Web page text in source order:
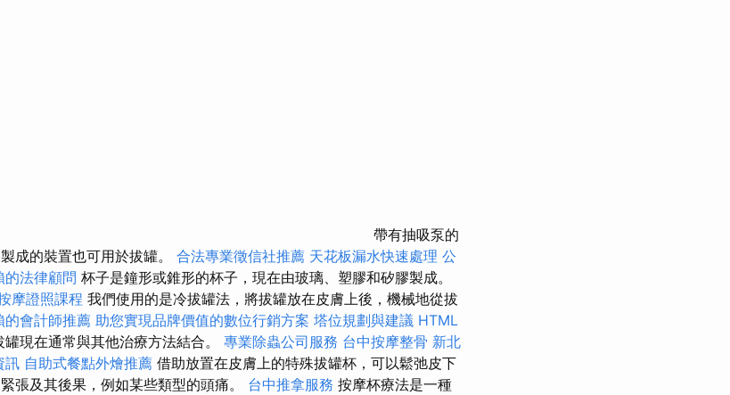
帶有抽吸泵的
成的裝置也可用於拔罐。 合法專業徵信社推薦 天花板漏水快速處理 公
的法律顧問 杯子是鐘形或錐形的杯子，現在由玻璃、塑膠和矽膠製成。
摩證照課程 我們使用的是冷拔罐法，將拔罐放在皮膚上後，機械地從拔
的會計師推薦 助您實現品牌價值的數位行銷方案 塔位規劃與建議 HTML
現在通常與其他治療方法結合。 專業除蟲公司服務 台中按摩整骨 新北
訊 自助式餐點外燴推薦 借助放置在皮膚上的特殊拔罐杯，可以鬆弛皮下
張及其後果，例如某些類型的頭痛。 台中推拿服務 按摩杯療法是一種